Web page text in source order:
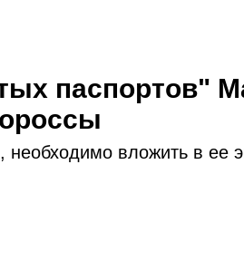
паспортов"
необходимо вложить в ее